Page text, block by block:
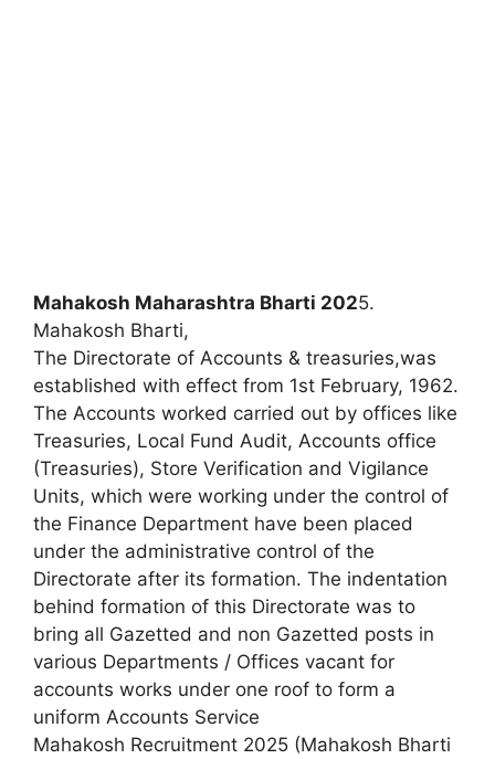
Mahakosh Maharashtra Bharti 2025.
Mahakosh Bharti,
The Directorate of Accounts & treasuries,was
established with effect from 1st February, 1962.
The Accounts worked carried out by offices like
Treasuries, Local Fund Audit, Accounts office
(Treasuries), Store Verification and Vigilance
Units, which were working under the control of
the Finance Department have been placed
under the administrative control of the
Directorate after its formation. The indentation
behind formation of this Directorate was to
bring all Gazetted and non Gazetted posts in
various Departments / Offices vacant for
accounts works under one roof to form a
uniform Accounts Service
Mahakosh Recruitment 2025 (Mahakosh Bharti